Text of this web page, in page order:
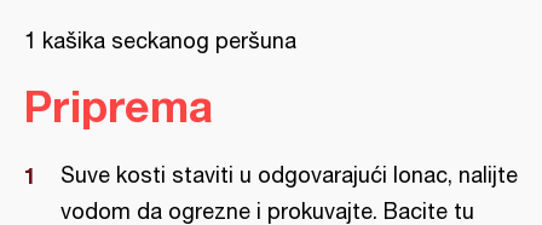
1 kašika seckanog peršuna
Priprema
Suve kosti staviti u odgovarajući lonac, nalijte
vodom ​da ogrezne i prokuvajte. Bacite tu